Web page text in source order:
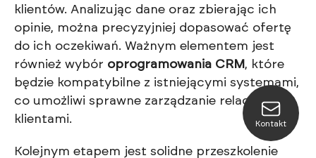
klientów. Analizując dane oraz zbierając ich
opinie, można precyzyjniej dopasować ofertę
do ich oczekiwań. Ważnym elementem jest
również wybór oprogramowania CRM , które
będzie kompatybilne z istniejącymi systemami,
co umożliwi sprawne zarządzanie relacjami z
klientami.
Kolejnym etapem jest solidne przeszkolenie
Kontakt